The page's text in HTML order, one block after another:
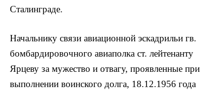
Сталинграде.
Начальнику связи авиационной эскадрильи гв.
бомбардировочного авиаполка ст. лейтенанту
Ярцеву за мужество и отвагу, проявленные при
вы­полнении воинского долга, 18.12.1956 года